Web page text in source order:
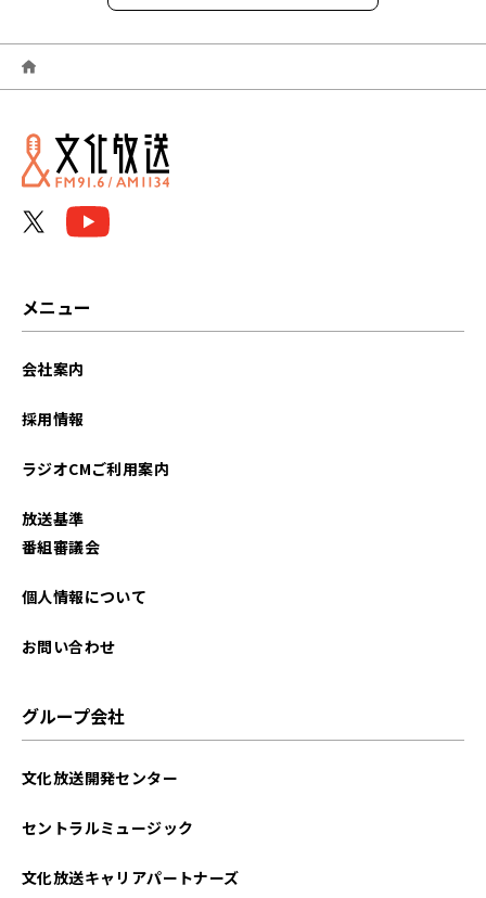
2024年04月
2024年03月
2024年02月
2023年05月
2023年02月
メニュー
会社案内
採用情報
ラジオCMご利用案内
放送基準
番組審議会
個人情報について
お問い合わせ
グループ会社
文化放送開発センター
セントラルミュージック
文化放送キャリアパートナーズ